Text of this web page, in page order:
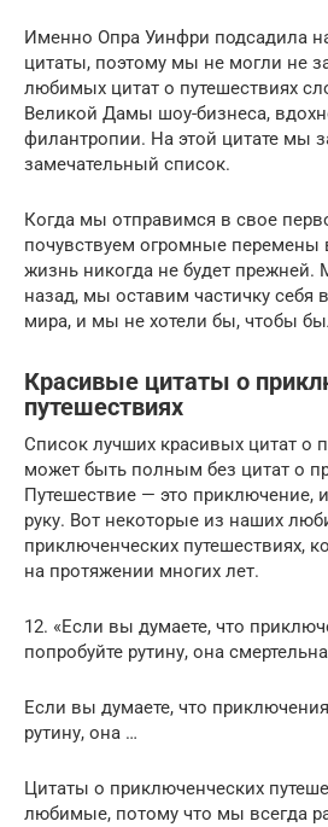
Именно Опра Уинфри подсадила
цитаты, поэтому мы не могли не
любимых цитат о путешествиях
Великой Дамы шоу-бизнеса,
филантропии. На этой цитате мы
замечательный список.
Когда мы отправимся в свое
почувствуем огромные перемены
жизнь никогда не будет
назад, мы оставим частичку себя
мира, и мы не хотели бы, чтобы
Красивые цитаты о
путешествиях
Список лучших красивых цитат о
может быть полным без цитат о
Путешествие — это приключение,
руку. Вот некоторые из наших
приключенческих путешествиях,
на протяжении многих лет.
12. «Если вы думаете, что
попробуйте рутину, она
Если вы думаете, что
рутину, она …
Цитаты о приключенческих
любимые, потому что мы всегда